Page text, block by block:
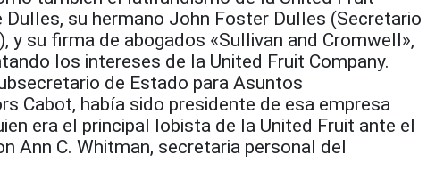
Dulles, su hermano John Foster Dulles (Secretario
y su firma de abogados «Sullivan and Cromwell»,
los intereses de la United Fruit Company.
de Estado para Asuntos
Cabot, había sido presidente de esa empresa
era el principal lobista de la United Fruit ante el
Ann C. Whitman, secretaria personal del